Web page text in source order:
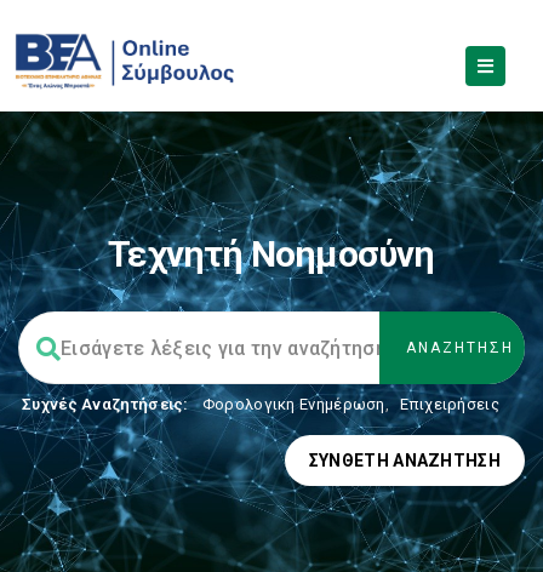
Τεχνητή Νοημοσύνη
Συχνές Αναζητήσεις: Φορολογικη Ενημέρωση, Επιχειρήσεις
ΣΎΝΘΕΤΗ ΑΝΑΖΉΤΗΣΗ